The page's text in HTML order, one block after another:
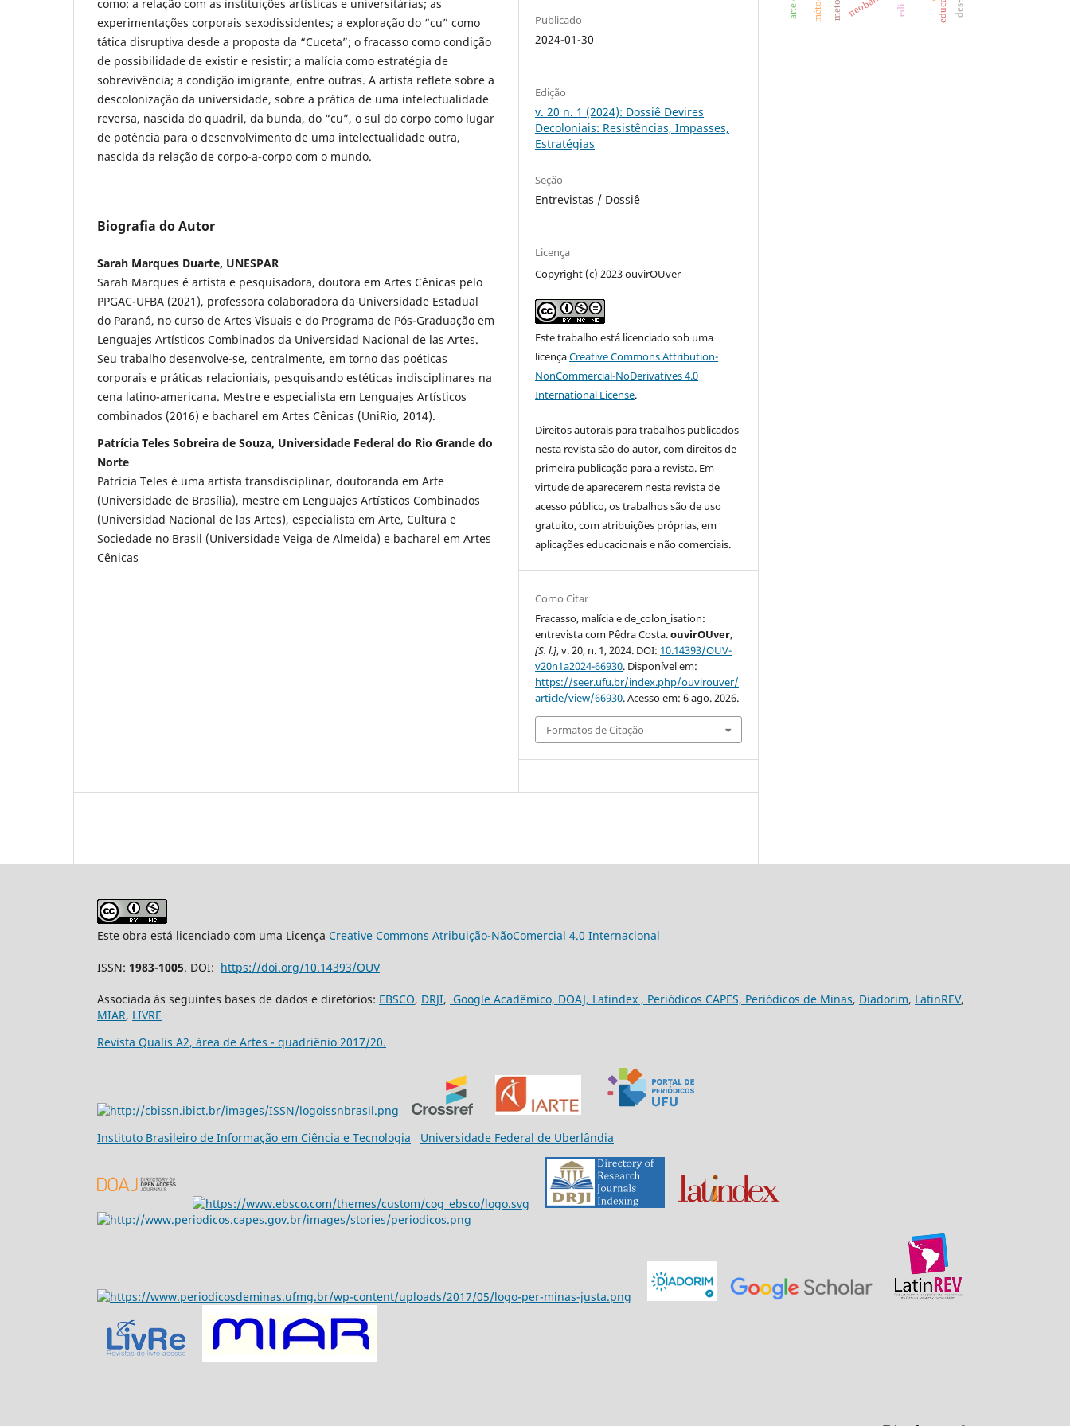
como: a relação com as instituições artísticas e universitárias; as
experimentações corporais sexodissidentes; a exploração do “cu” como
tática disruptiva desde a proposta da “Cuceta”; o fracasso como condição
de possibilidade de existir e resistir; a malícia como estratégia de
sobrevivência; a condição imigrante, entre outras. A artista reflete sobre a
descolonização da universidade, sobre a prática de uma intelectualidade
reversa, nascida do quadril, da bunda, do “cu”, o sul do corpo como lugar
de potência para o desenvolvimento de uma intelectualidade outra,
nascida da relação de corpo-a-corpo com o mundo.
Biografia do Autor
Sarah Marques Duarte, UNESPAR
Sarah Marques é artista e pesquisadora, doutora em Artes Cênicas pelo
PPGAC-UFBA (2021), professora colaboradora da Universidade Estadual
do Paraná, no curso de Artes Visuais e do Programa de Pós-Graduação em
Lenguajes Artísticos Combinados da Universidad Nacional de las Artes.
Seu trabalho desenvolve-se, centralmente, em torno das poéticas
corporais e práticas relacioniais, pesquisando estéticas indisciplinares na
cena latino-americana. Mestre e especialista em Lenguajes Artísticos
combinados (2016) e bacharel em Artes Cênicas (UniRio, 2014).
Patrícia Teles Sobreira de Souza, Universidade Federal do Rio Grande do
Norte
Patrícia Teles é uma artista transdisciplinar, doutoranda em Arte
(Universidade de Brasília), mestre em Lenguajes Artísticos Combinados
(Universidad Nacional de las Artes), especialista em Arte, Cultura e
Sociedade no Brasil (Universidade Veiga de Almeida) e bacharel em Artes
Cênicas
Publicado
2024-01-30
Edição
v. 20 n. 1 (2024): Dossiê Devires
Decoloniais: Resistências, Impasses,
Estratégias
Seção
Entrevistas / Dossiê
Licença
Copyright (c) 2023 ouvirOUver
Este trabalho está licenciado sob uma
licençaCreative Commons Attribution-
NonCommercial-NoDerivatives 4.0
International License.
Direitos autorais para trabalhos publicados
nesta revista são do autor, com direitos de
primeira publicação para a revista. Em
virtude de aparecerem nesta revista de
acesso público, os trabalhos são de uso
gratuito, com atribuições próprias, em
aplicações educacionais e não comerciais.
Como Citar
Fracasso, malícia e de_colon_isation:
entrevista com Pêdra Costa.ouvirOUver,
[S. l.], v. 20, n. 1, 2024. DOI: 10.14393/OUV-
v20n1a2024-66930. Disponível em:
https://seer.ufu.br/index.php/ouvirouver/
article/view/66930. Acesso em: 6 ago. 2026.
Formatos de Citação
Este obra está licenciado com uma Licença Creative Commons Atribuição-NãoComercial 4.0 Internacional
ISSN: 1983-1005. DOI: https://doi.org/10.14393/OUV
Associada às seguintes bases de dados e diretórios: EBSCO, DRJI, Google Acadêmico, DOAJ, Latindex , Periódicos CAPES, Periódicos de Minas, Diadorim, LatinREV,
MIAR, LIVRE
Revista Qualis A2, área de Artes - quadriênio 2017/20.
Instituto Brasileiro de Informação em Ciência e Tecnologia Universidade Federal de Uberlândia